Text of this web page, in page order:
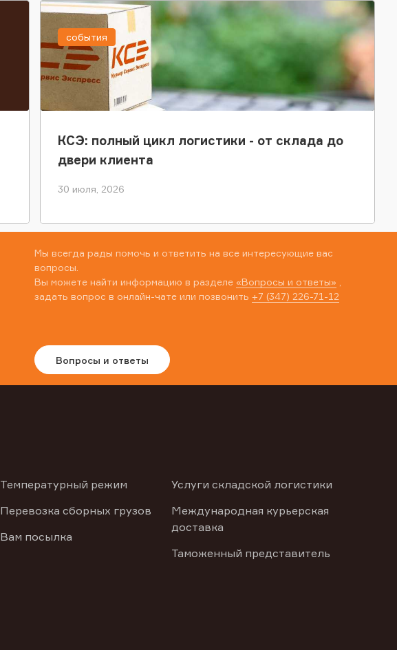
КСЭ: полный цикл логистики - от склада до
двери клиента
30 июля, 2026
события
Мы всегда рады помочь и ответить на все интересующие вас
вопросы.
Вы можете найти информацию в разделе «Вопросы и ответы»
задать вопрос в онлайн-чате или позвонить +7 (347) 226-71-12
Вопросы и ответы
Температурный режим
Перевозка сборных грузов
Вам посылка
Услуги складской логистики
Международная курьерская
доставка
Таможенный представитель